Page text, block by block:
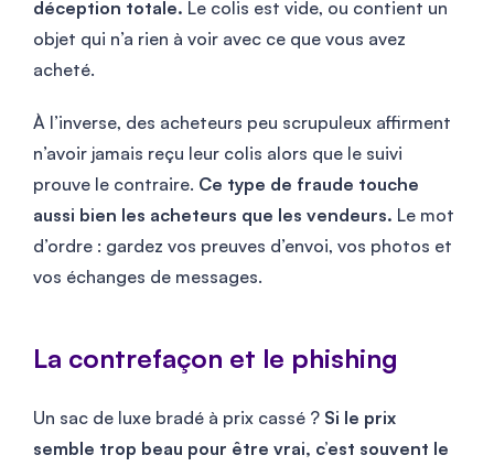
déception totale. Le colis est vide, ou contient un
objet qui n’a rien à voir avec ce que vous avez
acheté.
À l’inverse, des acheteurs peu scrupuleux affirment
n’avoir jamais reçu leur colis alors que le suivi
prouve le contraire. Ce type de fraude touche
aussi bien les acheteurs que les vendeurs. Le mot
d’ordre : gardez vos preuves d’envoi, vos photos et
vos échanges de messages.
La contrefaçon et le phishing
Un sac de luxe bradé à prix cassé ? Si le prix
semble trop beau pour être vrai, c’est souvent le